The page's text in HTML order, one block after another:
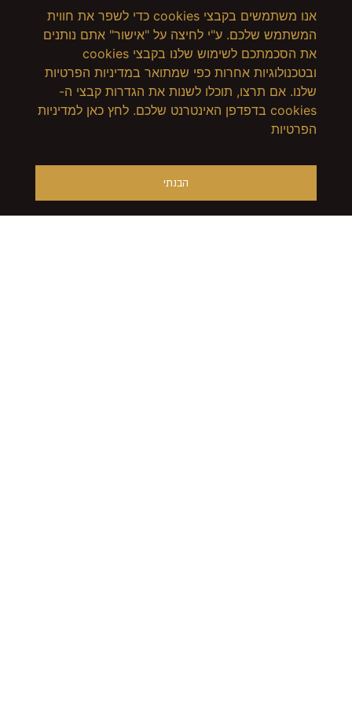
אנו משתמשים בקבצי cookies כדי לשפר את חווית
המשתמש שלכם. ע"י לחיצה על "אישור" אתם נותנים
את הסכמתכם לשימוש שלנו בקבצי cookies
ובטכנולוגיות אחרות כפי שמתואר במדיניות הפרטיות
שלנו. אם תרצו, תוכלו לשנות את הגדרות קבצי ה-
cookies בדפדפן האינטרנט שלכם. לחץ כאן למדיניות
הפרטיות
הבנתי